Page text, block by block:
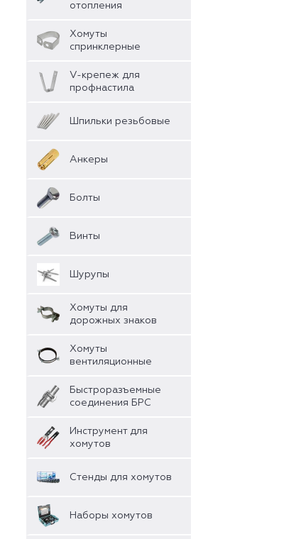
отопления
Хомуты
спринклерные
V-крепеж для
профнастила
Шпильки резьбовые
Анкеры
Болты
Винты
Шурупы
Хомуты для
дорожных знаков
Хомуты
вентиляционные
Быстроразъемные
соединения БРС
Инструмент для
хомутов
Стенды для хомутов
Наборы хомутов